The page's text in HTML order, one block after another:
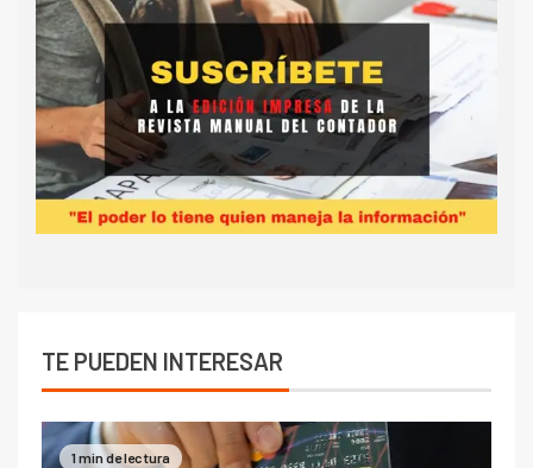
TE PUEDEN INTERESAR
1 min de lectura